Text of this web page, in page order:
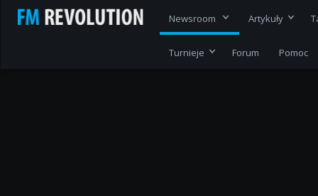
Newsroom Artykuły
Turnieje Forum Pomoc